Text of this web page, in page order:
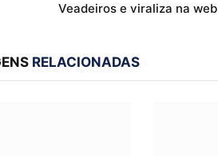
Veadeiros e viraliza na web
RELACIONADAS